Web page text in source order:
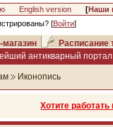
English version [Наши
[Войти]
магазин
Расписание
антикварный
Иконопись
Хотите